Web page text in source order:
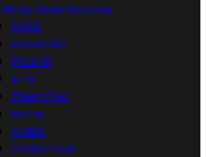
Miras Visão Noturna
PARD
HIKMICRO
PULSAR
ATN
ThermTec
Pixfra
GUIDE
CONOTECH